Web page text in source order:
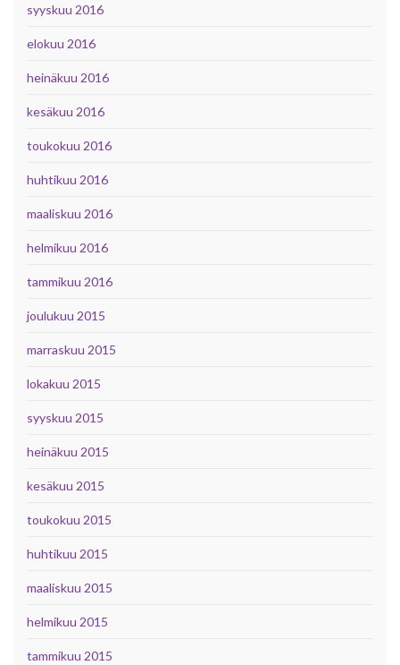
syyskuu 2016
elokuu 2016
heinäkuu 2016
kesäkuu 2016
toukokuu 2016
huhtikuu 2016
maaliskuu 2016
helmikuu 2016
tammikuu 2016
joulukuu 2015
marraskuu 2015
lokakuu 2015
syyskuu 2015
heinäkuu 2015
kesäkuu 2015
toukokuu 2015
huhtikuu 2015
maaliskuu 2015
helmikuu 2015
tammikuu 2015